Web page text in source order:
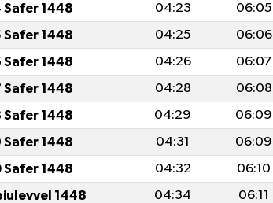
Safer 1448 04:23 06:05
Safer 1448 04:25 06:06
Safer 1448 04:26 06:07
Safer 1448 04:28 06:08
Safer 1448 04:29 06:09
Safer 1448 04:31 06:09
Safer 1448 04:32 06:10
1448 04:34 06:11